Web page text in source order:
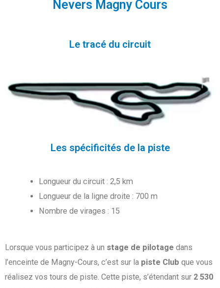
Nevers Magny Cours
Le tracé du circuit
Les spécificités de la piste
Longueur du circuit : 2,5 km
Longueur de la ligne droite : 700 m
Nombre de virages : 15
Lorsque vous participez à un stage de pilotage dans
l’enceinte de Magny-Cours, c’est sur la piste Club que vous
réalisez vos tours de piste. Cette piste, s’étendant sur 2 530